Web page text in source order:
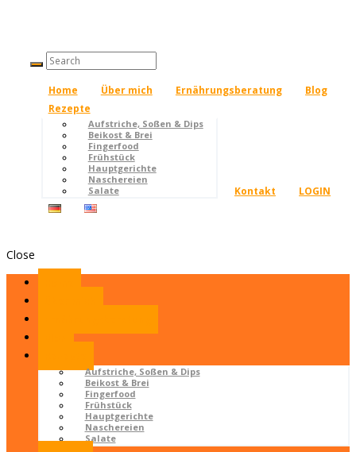
Home Über mich Ernährungsberatung
Blog
Rezepte
Aufstriche, Soßen & Dips
Beikost & Brei
Fingerfood
Frühstück
Hauptgerichte
Naschereien
Salate
Kontakt LOGIN
Close
Aufstriche, Soßen & Dips
Beikost & Brei
Fingerfood
Frühstück
Hauptgerichte
Naschereien
Salate